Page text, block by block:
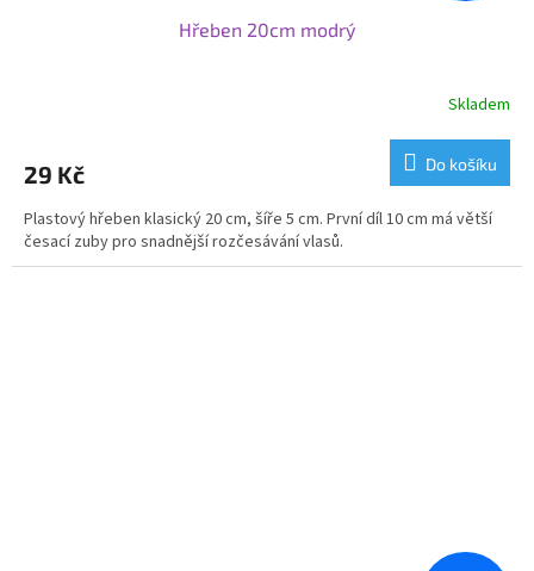
Hřeben 20cm modrý
Skladem
29 Kč Do košíku
Plastový hřeben klasický 20 cm, šíře 5 cm. První díl 10 cm má větší
česací zuby pro snadnější rozčesávání vlasů.